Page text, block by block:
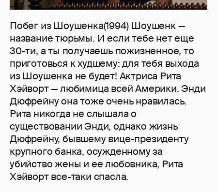
Побег из Шоушенка(1994) Шоушенк —
название тюрьмы. И если тебе нет еще
30-ти, а ты получаешь пожизненное, то
приготовься к худшему: для тебя выхода
из Шоушенка не будет! Актриса Рита
Хэйворт — любимица всей Америки. Энди
Дюфрейну она тоже очень нравилась.
Рита никогда не слышала о
существовании Энди, однако жизнь
Дюфрейну, бывшему вице-президенту
крупного банка, осужденному за
убийство жены и ее любовника, Рита
Хэйворт все-таки спасла.